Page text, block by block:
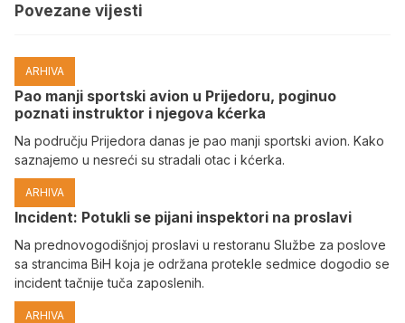
Povezane vijesti
ARHIVA
Pao manji sportski avion u Prijedoru, poginuo
poznati instruktor i njegova kćerka
Na području Prijedora danas je pao manji sportski avion. Kako
saznajemo u nesreći su stradali otac i kćerka.
ARHIVA
Incident: Potukli se pijani inspektori na proslavi
Na prednovogodišnjoj proslavi u restoranu Službe za poslove
sa strancima BiH koja je održana protekle sedmice dogodio se
incident tačnije tuča zaposlenih.
ARHIVA